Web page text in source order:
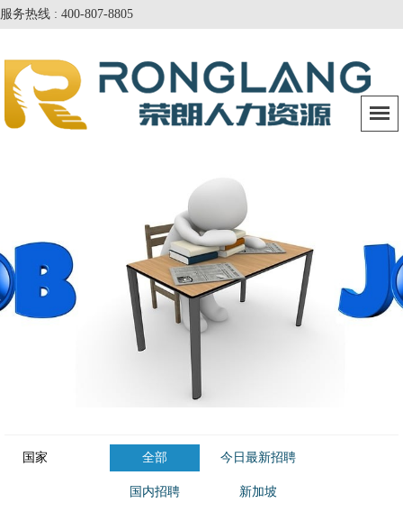
服务热线 : 400-807-8805
国家 全部 今日最新招聘
国内招聘 新加坡